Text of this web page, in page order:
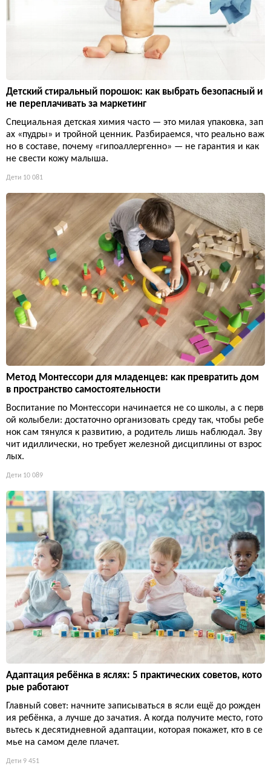
Детский стиральный порошок: как выбрать безопасный и
не переплачивать за маркетинг
Специальная детская химия часто — это милая упаковка, зап
ах «пудры» и тройной ценник. Разбираемся, что реально важ
но в составе, почему «гипоаллергенно» — не гарантия и как
не свести кожу малыша.
Дети 10 081
Метод Монтессори для младенцев: как превратить дом
в пространство самостоятельности
Воспитание по Монтессори начинается не со школы, а с перв
ой колыбели: достаточно организовать среду так, чтобы ребе
нок сам тянулся к развитию, а родитель лишь наблюдал. Зву
чит идиллически, но требует железной дисциплины от взрос
лых.
Дети 10 089
Адаптация ребёнка в яслях: 5 практических советов, кото
рые работают
Главный совет: начните записываться в ясли ещё до рожден
ия ребёнка, а лучше до зачатия. А когда получите место, гото
вьтесь к десятидневной адаптации, которая покажет, кто в се
мье на самом деле плачет.
Дети 9 451